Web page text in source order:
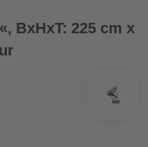
BxHxT: 225 cm x